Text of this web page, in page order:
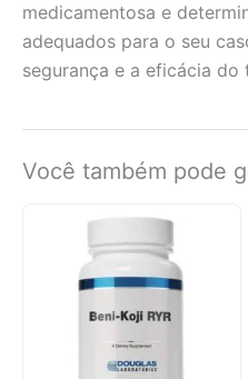
medicamentosa e
adequados para o seu
segurança e a eficácia do
Você também pode